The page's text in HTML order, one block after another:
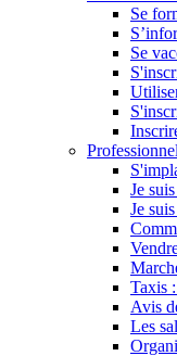
Se
Se
Je
Je
Taxis
Avis
Les